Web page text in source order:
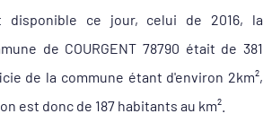
disponible ce jour, celui de 2016, la
de COURGENT 78790 était de 381
de la commune étant d'environ 2km²,
est donc de 187 habitants au km².